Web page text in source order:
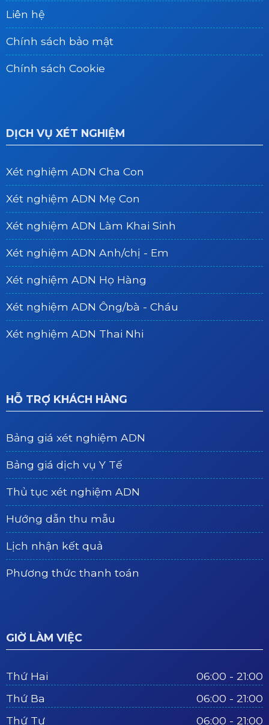
Liên hệ
Chính sách bảo mật
Chính sách Cookie
DỊCH VỤ XÉT NGHIỆM
Xét nghiệm ADN Cha Con
Xét nghiệm ADN Mẹ Con
Xét nghiệm ADN Làm Khai Sinh
Xét nghiệm ADN Anh/chị - Em
Xét nghiệm ADN Họ Hàng
Xét nghiệm ADN Ông/bà - Cháu
Xét nghiệm ADN Thai Nhi
HỖ TRỢ KHÁCH HÀNG
Bảng giá xét nghiệm ADN
Bảng giá dịch vụ Y Tế
Thủ tục xét nghiệm ADN
Hướng dẫn thu mẫu
Lịch nhận kết quả
Phương thức thanh toán
GIỜ LÀM VIỆC
Thứ Hai
06:00 - 21:00
Thứ Ba
06:00 - 21:00
Thứ Tư
06:00 - 21:00